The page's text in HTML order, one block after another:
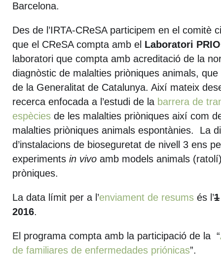
Barcelona.
Des de l’IRTA-CReSA participem en el comitè
que el CReSA compta amb el Laboratori
laboratori que compta amb acreditació de la
diagnòstic de malalties priòniques animals,
de la Generalitat de Catalunya. Així mateix
recerca enfocada a l’estudi de la barrera de
espècies de les malalties priòniques així com
malalties priòniques animals espontànies. La
d’instalacions de bioseguretat de nivell 3 ens
experiments in vivo amb models animals
pròniques.
La data límit per a l’enviament de resums és l’1
2016.
El programa compta amb la participació de la “
de familiares de enfermedades priónicas”.